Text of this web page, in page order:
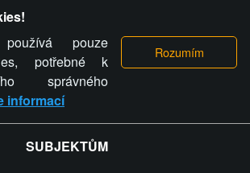
Osoba, které se toto opatření provozovatele
která umístila fotografii nebo video na
z důvodu odstranění fotografie, videa nebo
výše uvedenou okolnost uplatnit vůči
žádný nárok na náhradu škody nebo
nemajetkové újmy.
- Svět není zvrácenej. To jen
pouze
potřebné k
správného
informací
SUBJEKTŮM